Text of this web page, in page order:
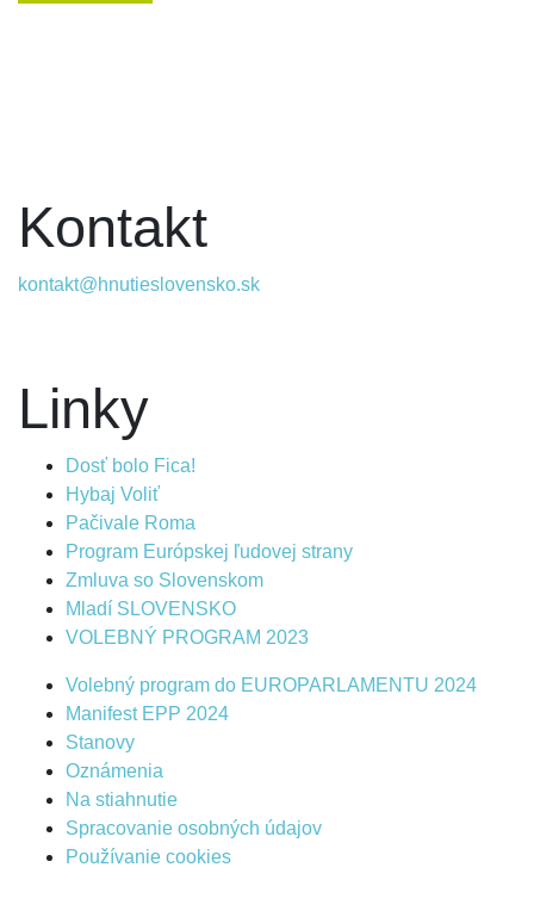
Kontakt
kontakt@hnutieslovensko.sk
Linky
Dosť bolo Fica!
Hybaj Voliť
Pačivale Roma
Program Európskej ľudovej strany
Zmluva so Slovenskom
Mladí SLOVENSKO
VOLEBNÝ PROGRAM 2023
Volebný program do EUROPARLAMENTU 2024
Manifest EPP 2024
Stanovy
Oznámenia
Na stiahnutie
Spracovanie osobných údajov
Používanie cookies